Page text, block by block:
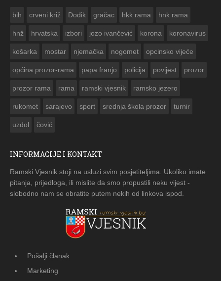
bih crveni križ Dodik gračac hkk rama hnk rama
hnž hrvatska izbori jozo ivančević korona koronavirus
košarka mostar njemačka nogomet opcinsko vijeće
općina prozor-rama papa franjo policija povijest prozor
prozor rama rama ramski vjesnik ramsko jezero
rukomet sarajevo sport srednja škola prozor turnir
uzdol čović
INFORMACIJE I KONTAKT
Ramski Vjesnik stoji na usluzi svim posjetiteljima. Ukoliko imate
pitanja, prijedloga, ili mislite da smo propustili neku vijest -
slobodno nam se obratite putem nekih od linkova ispod.
Pošalji članak
Marketing